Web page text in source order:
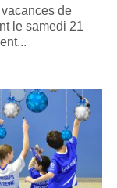
de
le samedi 21